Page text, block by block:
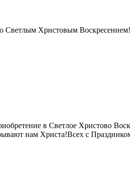
Светлым Христовым
в Светлое Христово
нам Христа!Всех с